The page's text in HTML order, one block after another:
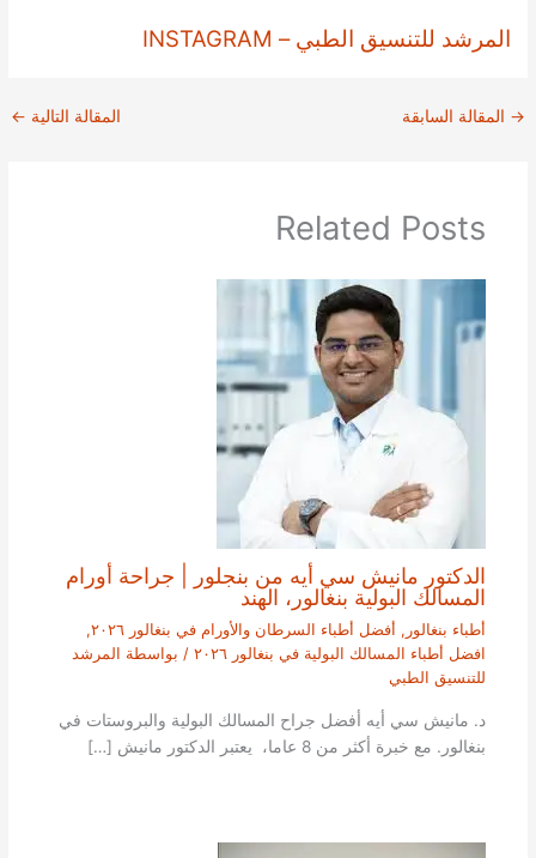
المرشد للتنسيق الطبي – INSTAGRAM
→ المقالة السابقة المقالة التالية ←
Related Posts
الدكتور مانيش سي أيه من بنجلور | جراحة أورام
المسالك البولية بنغالور، الهند
أطباء بنغالور , أفضل أطباء السرطان والأورام في بنغالور ٢٠٢٦
,
افضل أطباء المسالك البولية في بنغالور ٢٠٢٦
/ بواسطة المرشد
للتنسيق الطبي
د. مانيش سي أيه أفضل جراح المسالك البولية والبروستات في
بنغالور. مع خبرة أكثر من 8 عاما، يعتبر الدكتور مانيش […]